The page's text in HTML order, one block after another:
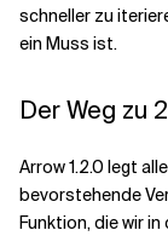
schneller zu
ein Muss ist.
Der Weg zu
Arrow 1.2.0 legt
bevorstehende
Funktion, die wir